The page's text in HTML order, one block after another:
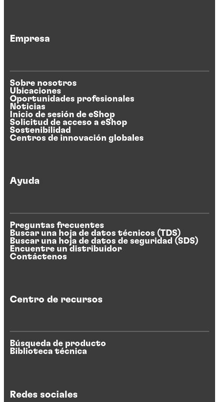
Empresa
Sobre nosotros
Ubicaciones
Oportunidades profesionales
Noticias
Inicio de sesión de eShop
Solicitud de acceso a eShop
Sostenibilidad
Centros de innovación globales
Ayuda
Preguntas frecuentes
Buscar una hoja de datos técnicos (TDS)
Buscar una hoja de datos de seguridad (SDS)
Encuentre un distribuidor
Contáctenos
Centro de recursos
Búsqueda de producto
Biblioteca técnica
Redes sociales